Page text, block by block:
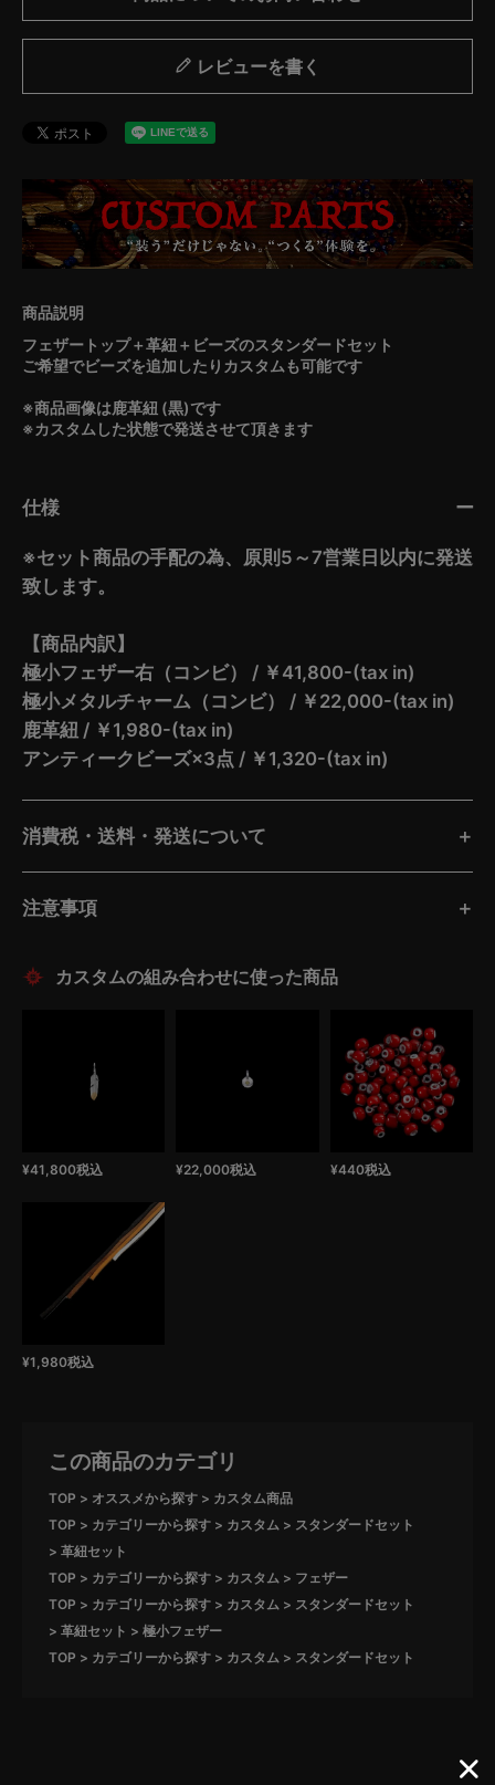
レビューを書く
フェザートップ＋革紐＋ビーズのスタンダードセット
ご希望でビーズを追加したりカスタムも可能です
※商品画像は鹿革紐 (黒)です
※カスタムした状態で発送させて頂きます
仕様
※セット商品の手配の為、原則5～7営業日以内に発送
致します。
【商品内訳】
極小フェザー右（コンビ） / ￥41,800-(tax in)
極小メタルチャーム（コンビ） / ￥22,000-(tax in)
鹿革紐 / ￥1,980-(tax in)
アンティークビーズ×3点 / ￥1,320-(tax in)
消費税・送料・発送について
注意事項
¥41,800税込 ¥22,000税込 ¥440税込
¥1,980税込
この商品のカテゴリ
TOP オススメから探す
カスタム商品
TOP
カテゴリーから探す カスタム
スタンダードセット
革紐セット
TOP
カテゴリーから探す カスタム
フェザー
TOP
カテゴリーから探す カスタム
スタンダードセット
革紐セット
極小フェザー
TOP
カテゴリーから探す カスタム スタンダードセット